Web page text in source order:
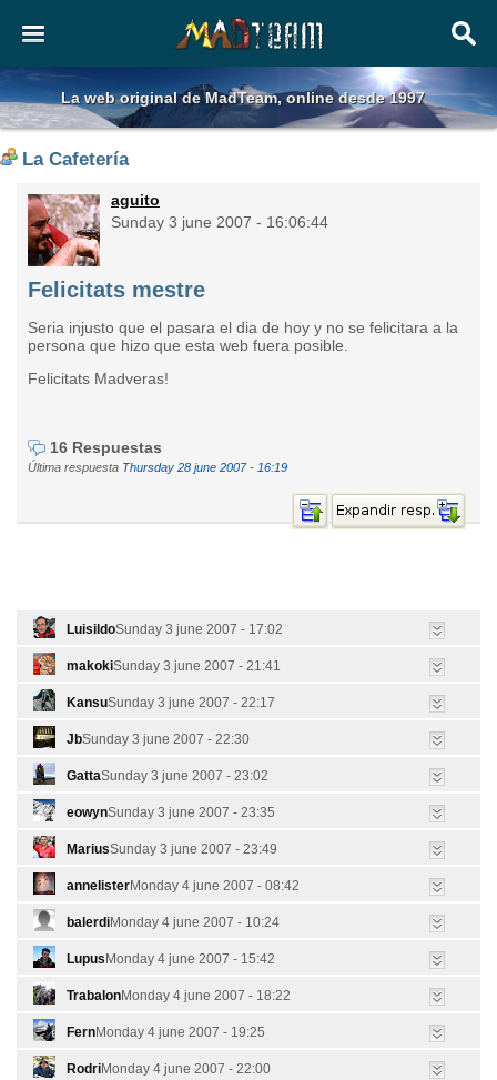
La web original de MadTeam, online desde 1997
La Cafetería
aguito
Sunday 3 june 2007 - 16:06:44
Felicitats mestre
Seria injusto que el pasara el dia de hoy y no se felicitara a la
persona que hizo que esta web fuera posible.
Felicitats Madveras!
16 Respuestas
Última respuesta Thursday 28 june 2007 - 16:19
LuisildoSunday 3 june 2007 - 17:02
makokiSunday 3 june 2007 - 21:41
KansuSunday 3 june 2007 - 22:17
JbSunday 3 june 2007 - 22:30
GattaSunday 3 june 2007 - 23:02
eowynSunday 3 june 2007 - 23:35
MariusSunday 3 june 2007 - 23:49
annelisterMonday 4 june 2007 - 08:42
balerdiMonday 4 june 2007 - 10:24
Lupus Monday 4 june 2007 - 15:42
TrabalonMonday 4 june 2007 - 18:22
FernMonday 4 june 2007 - 19:25
RodriMonday 4 june 2007 - 22:00